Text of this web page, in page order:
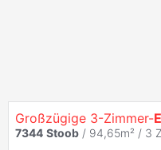
Großzügige 3-Zimmer-
7344 Stoob / 94,65m² / 3